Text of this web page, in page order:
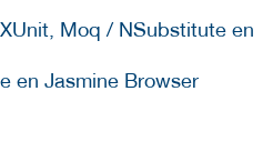
Moq / NSubstitute en
en Jasmine Browser